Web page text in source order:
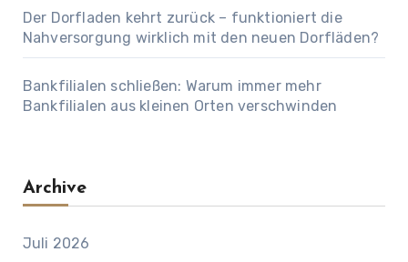
Der Dorfladen kehrt zurück – funktioniert die
Nahversorgung wirklich mit den neuen Dorfläden?
Bankfilialen schließen: Warum immer mehr
Bankfilialen aus kleinen Orten verschwinden
Archive
Juli 2026